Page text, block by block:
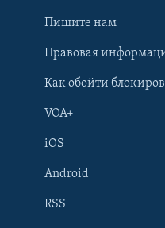
Пишите нам
Правовая
Как обойти
VOA+
iOS
Android
RSS